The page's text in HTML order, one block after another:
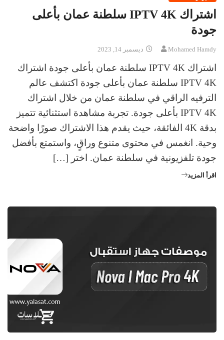
اشتراك IPTV 4K سلطنة عمان بأعلى
جودة
Mohamed Hamdy ديسمبر 14, 2023
اشتراك IPTV 4K سلطنة عمان بأعلى جودة اشتراك
IPTV 4K سلطنة عمان بأعلى جودة اكتشف عالم
الترفيه الراقي في سلطنة عمان من خلال اشتراك
IPTV 4K بأعلى جودة. تجربة مشاهدة استثنائية تتميز
بدقة 4K الفائقة، حيث يقدم هذا الاشتراك صورًا واضحة
وحية. انغمس في محتوى متنوع وراقٍ، واستمتع بأفضل
جودة تلفزيونية في سلطنة عمان. اختر […]
اقرأ المزيد